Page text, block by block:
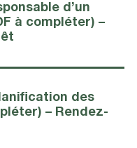
d’un
à compléter) –
des
– Rendez-